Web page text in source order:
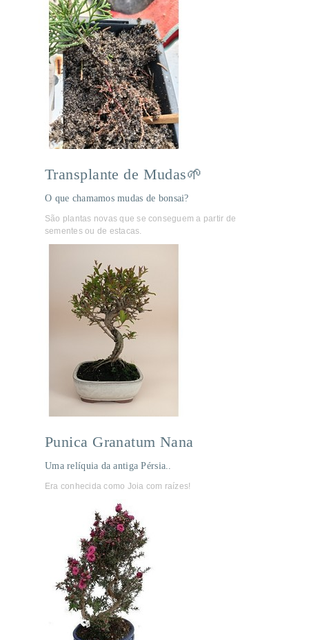
Transplante de Mudas🌱
O que chamamos mudas de bonsai?
São plantas novas que se conseguem a partir de
sementes ou de estacas.
Punica Granatum Nana
Uma relíquia da antiga Pérsia..
Era conhecida como Joia com raízes!